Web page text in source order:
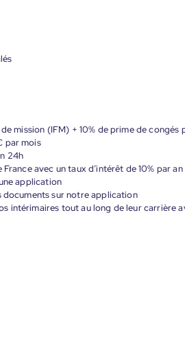
de mission (IFM) + 10% de prime de
par mois
24h
France avec un taux d’intérêt de 10% par an
application
documents sur notre application
intérimaires tout au long de leur carrière